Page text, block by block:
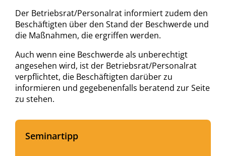
Der Betriebsrat/Personalrat informiert zudem den
Beschäftigten über den Stand der Beschwerde und
die Maßnahmen, die ergriffen werden.
Auch wenn eine Beschwerde als unberechtigt
angesehen wird, ist der Betriebsrat/Personalrat
verpflichtet, die Beschäftigten darüber zu
informieren und gegebenenfalls beratend zur Seite
zu stehen.
Seminartipp